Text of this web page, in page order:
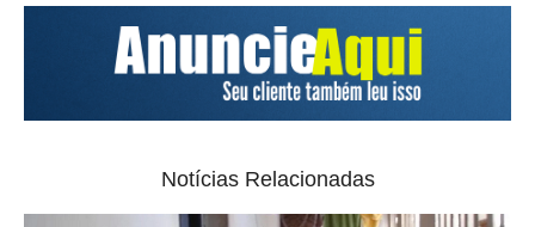
Notícias Relacionadas